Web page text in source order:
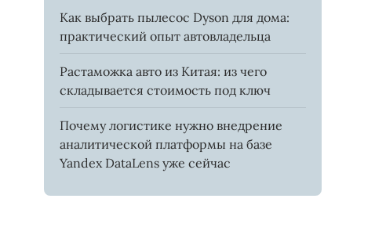
Как выбрать пылесос Dyson для дома:
практический опыт автовладельца
Растаможка авто из Китая: из чего
складывается стоимость под ключ
Почему логистике нужно внедрение
аналитической платформы на базе
Yandex DataLens уже сейчас